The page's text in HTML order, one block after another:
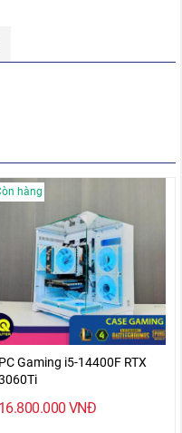
PC Gaming i5-14400F RTX
hàng
16.800.000 VNĐ